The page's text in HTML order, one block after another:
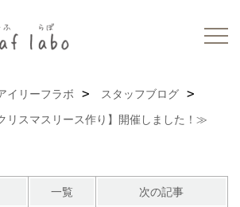
イリーフラボ
スタッフブログ
リスマスリース作り】開催しました！≫
一覧 次の記事